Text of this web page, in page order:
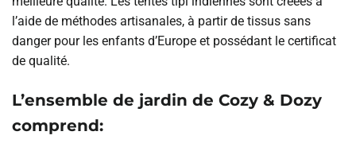
l’aide de méthodes artisanales, à partir de tissus sans
danger pour les enfants d’Europe et possédant le certificat
de qualité.
L’ensemble de jardin de Cozy & Dozy
comprend: